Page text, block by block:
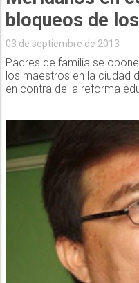
bloqueos de
03 de septiembre de 2013
Padres de familia se
los maestros en la ciudad
en contra de la reforma